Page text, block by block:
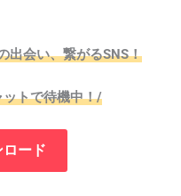
出会い、繋がるSNS！
トで待機中！/
ード